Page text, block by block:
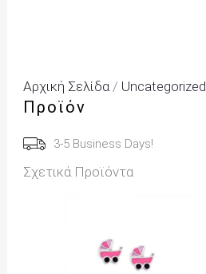
Αρχική Σελίδα / Uncategorized
Προϊόν
3-5 Business Days!
Σχετικά Προϊόντα